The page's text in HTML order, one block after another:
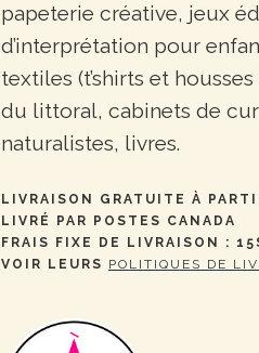
papeterie créative, jeux
d’interprétation pour
textiles (t’shirts et
du littoral, cabinets de
naturalistes, livres.
LIVRAISON GRATUITE À
LIVRÉ PAR POSTES CANADA
FRAIS FIXE DE LIVRAISON :
VOIR LEURS POLITIQUES DE